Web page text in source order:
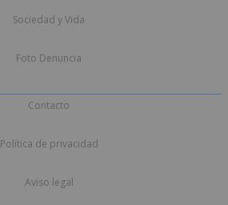
Sociedad y Vida
Foto Denuncia
Contacto
Política de privacidad
Aviso legal